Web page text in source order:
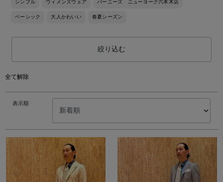
シンプル ウィメンズウェア バーニーズ ニューヨーク六本木店
ベーシック 大人かわいい 春夏シーズン
絞り込む
全て解除
表示順